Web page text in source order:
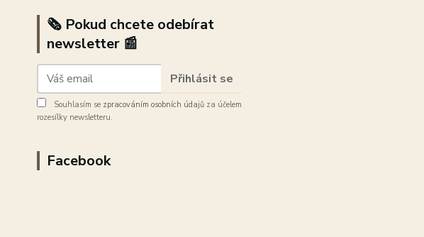
🗞️ Pokud chcete odebírat
newsletter 📰
Přihlásit se
Souhlasím se zpracováním osobních údajů za účelem
rozesílky newsletteru.
Facebook